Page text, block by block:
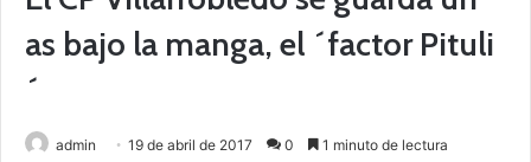
as bajo la manga, el ´factor Pituli
´
admin 19 de abril de 2017 0 1 minuto de lectura